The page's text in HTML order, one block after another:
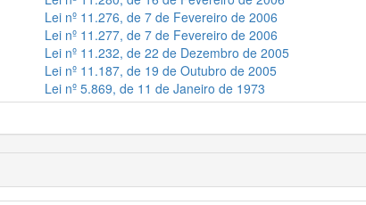
Lei nº 11.276, de 7 de Fevereiro de 2006
Lei nº 11.277, de 7 de Fevereiro de 2006
Lei nº 11.232, de 22 de Dezembro de 2005
Lei nº 11.187, de 19 de Outubro de 2005
Lei nº 5.869, de 11 de Janeiro de 1973